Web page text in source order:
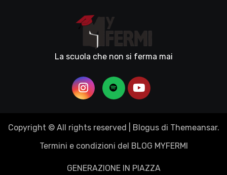
La scuola che non si ferma mai
Copyright © All rights reserved Blogusdi Themeansar.
Termini e condizioni del BLOG MYFERMI
GENERAZIONE IN PIAZZA